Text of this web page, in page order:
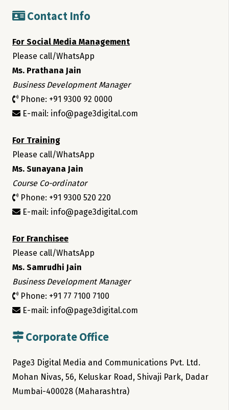
Contact Info
For Social Media Management
Please call/WhatsApp
Ms. Prathana Jain
Business Development Manager
Phone: +91 9300 92 0000
E-mail: info@page3digital.com
For Training
Please call/WhatsApp
Ms. Sunayana Jain
Course Co-ordinator
Phone: +91 9300 520 220
E-mail: info@page3digital.com
For Franchisee
Please call/WhatsApp
Ms. Samrudhi Jain
Business Development Manager
Phone: +91 77 7100 7100
E-mail: info@page3digital.com
Corporate Office
Page3 Digital Media and Communications Pvt. Ltd.
Mohan Nivas, 56, Keluskar Road, Shivaji Park, Dadar
Mumbai-400028 (Maharashtra)